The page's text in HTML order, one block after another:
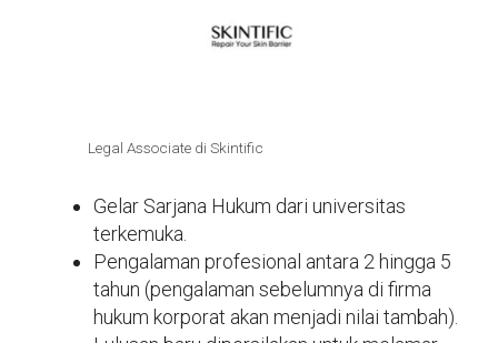
Legal Associate di Skintific
Gelar Sarjana Hukum dari universitas
terkemuka.
Pengalaman profesional antara 2 hingga 5
tahun (pengalaman sebelumnya di firma
hukum korporat akan menjadi nilai tambah).